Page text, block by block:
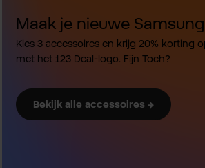
Maak je nieuwe
Kies 3 accessoires en krijg 20% korting
met het 123 Deal-logo. Fijn Toch?
Bekijk alle accessoires →